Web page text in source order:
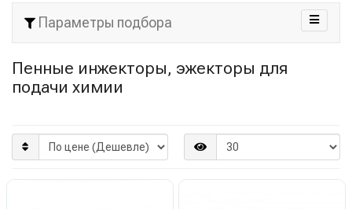
Параметры подбора
Пенные инжекторы, эжекторы для
подачи химии